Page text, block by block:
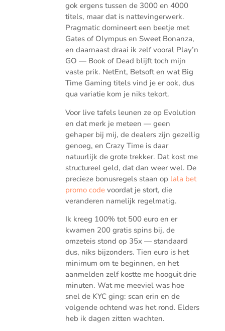
gok ergens tussen de 3000 en 4000
titels, maar dat is nattevingerwerk.
Pragmatic domineert een beetje met
Gates of Olympus en Sweet Bonanza,
en daarnaast draai ik zelf vooral Play’n
GO — Book of Dead blijft toch mijn
vaste prik. NetEnt, Betsoft en wat Big
Time Gaming titels vind je er ook, dus
qua variatie kom je niks tekort.
Voor live tafels leunen ze op Evolution
en dat merk je meteen — geen
gehaper bij mij, de dealers zijn gezellig
genoeg, en Crazy Time is daar
natuurlijk de grote trekker. Dat kost me
structureel geld, dat dan weer wel. De
precieze bonusregels staan op lala bet
promo code voordat je stort, die
veranderen namelijk regelmatig.
Ik kreeg 100% tot 500 euro en er
kwamen 200 gratis spins bij, de
omzeteis stond op 35x — standaard
dus, niks bijzonders. Tien euro is het
minimum om te beginnen, en het
aanmelden zelf kostte me hooguit drie
minuten. Wat me meeviel was hoe
snel de KYC ging: scan erin en de
volgende ochtend was het rond. Elders
heb ik dagen zitten wachten.